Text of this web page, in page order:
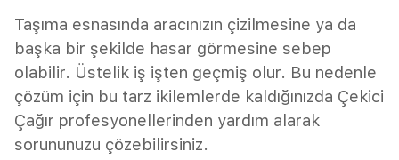
Taşıma esnasında aracınızın çizilmesine ya da
başka bir şekilde hasar görmesine sebep
olabilir. Üstelik iş işten geçmiş olur. Bu nedenle
çözüm için bu tarz ikilemlerde kaldığınızda Çekici
Çağır profesyonellerinden yardım alarak
sorununuzu çözebilirsiniz.